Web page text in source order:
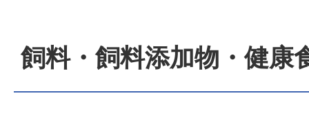
飼料・飼料添加物・健康